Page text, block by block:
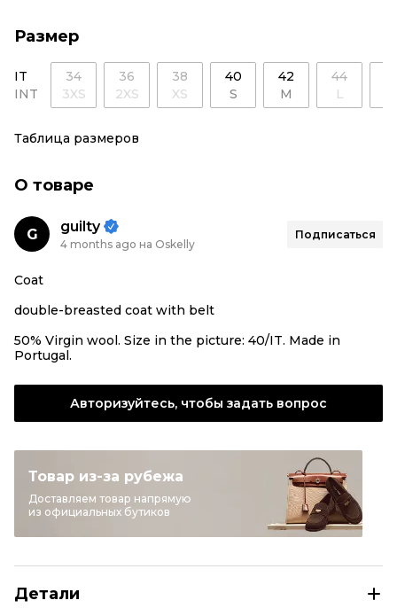
Размер
IT
INT
34
3XS
36
2XS
38
XS
40
S
42
M
44
L
Таблица размеров
О товаре
G guilty
4 months ago на Oskelly
Подписаться
Coat
double-breasted coat with belt
50% Virgin wool. Size in the picture: 40/IT. Made in
Portugal.
Авторизуйтесь, чтобы задать вопрос
Товар из-за рубежа
Доставляем товар напрямую
из официальных бутиков
Детали